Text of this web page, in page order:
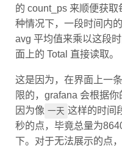
的 count_ps 来顺便获
种情况下，一段时间内
avg 平均值来乘以这段
面上的 Total 直接读取。
这是因为，在界面上一
限的，grafana 会根据你
因为像 一天 这样的时间
秒的点，毕竟总量为
下。对于无法展示的点